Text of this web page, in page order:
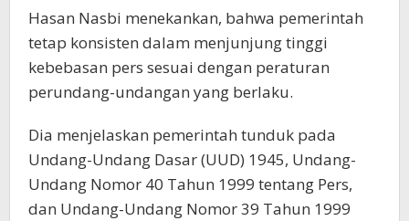
Hasan Nasbi menekankan, bahwa pemerintah
tetap konsisten dalam menjunjung tinggi
kebebasan pers sesuai dengan peraturan
perundang-undangan yang berlaku.
Dia menjelaskan pemerintah tunduk pada
Undang-Undang Dasar (UUD) 1945, Undang-
Undang Nomor 40 Tahun 1999 tentang Pers,
dan Undang-Undang Nomor 39 Tahun 1999